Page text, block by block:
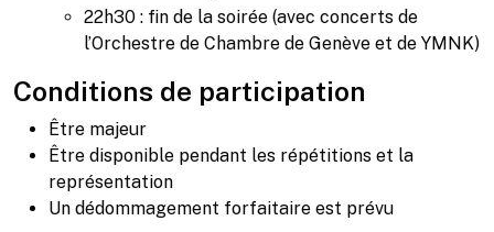
22h30 : fin de la soirée (avec concerts de
l’Orchestre de Chambre de Genève et de YMNK)
Conditions de participation
Être majeur
Être disponible pendant les répétitions et la
représentation
Un dédommagement forfaitaire est prévu